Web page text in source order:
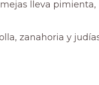
lleva pimienta,
zanahoria y